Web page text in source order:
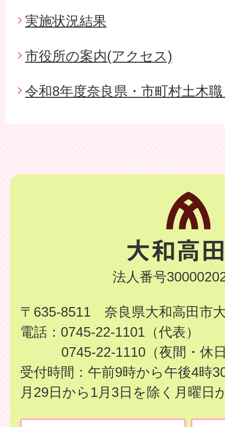
実施状況結果
市役所の案内(アクセス)
令和8年度奈良県・市町村土木
法人番号
〒635-8511 奈良県大和高田市
電話：0745-22-1101（代表）
0745-22-1110（夜間・休
受付時間：午前9時から午後4時
月29日から1月3日を除く月曜日